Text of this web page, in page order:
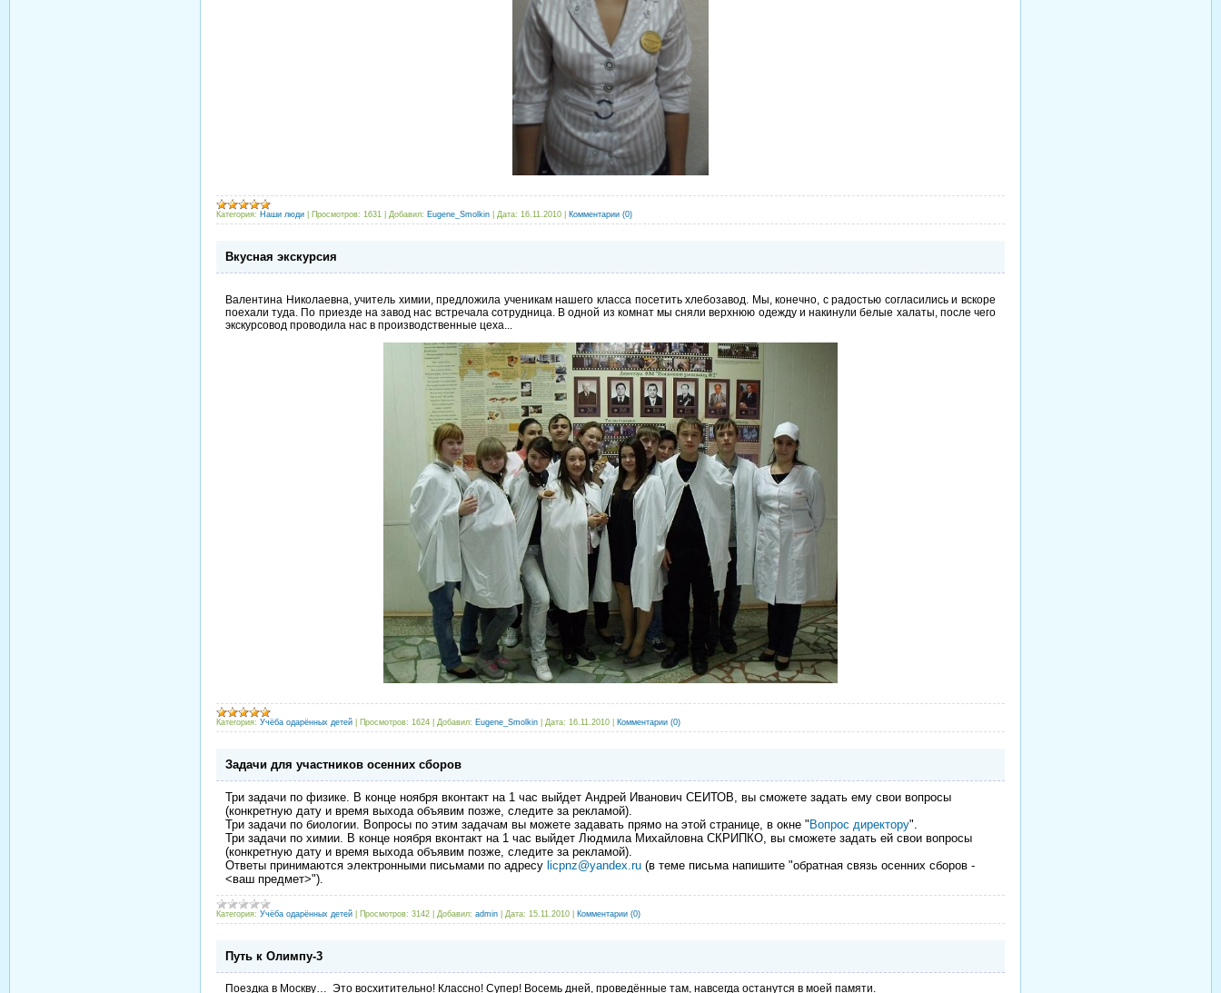
Категория: Наши люди Просмотров: 1631 Добавил: Eugene_Smolkin Дата: 16.11.2010 Комментарии (0)
Вкусная экскурсия
Валентина Николаевна, учитель химии, предложила ученикам нашего класса посетить хлебозавод. Мы, конечно, с радостью согласились и вскоре
поехали туда. По приезде на завод нас встречала сотрудница. В одной из комнат мы сняли верхнюю одежду и накинули белые халаты, после чего
экскурсовод проводила нас в производственные цеха...
Категория: Учёба одарённых детей Просмотров: 1624 Добавил: Eugene_Smolkin Дата: 16.11.2010 Комментарии (0)
Задачи для участников осенних сборов
Три задачи по физике. В конце ноября вконтакт на 1 час выйдет Андрей Иванович СЕИТОВ, вы сможете задать ему свои вопросы
(конкретную дату и время выхода объявим позже, следите за рекламой).
Три задачи по биологии. Вопросы по этим задачам вы можете задавать прямо на этой странице, в окне "Вопрос директору".
Три задачи по химии. В конце ноября вконтакт на 1 час выйдет Людмила Михайловна СКРИПКО, вы сможете задать ей свои вопросы
(конкретную дату и время выхода объявим позже, следите за рекламой).
Ответы принимаются электронными письмами по адресу licpnz@yandex.ru (в теме письма напишите "обратная связь осенних сборов -
<ваш предмет>").
Категория: Учёба одарённых детей Просмотров: 3142 Добавил: admin Дата: 15.11.2010 Комментарии (0)
Путь к Олимпу-3
Поездка в Москву… Это восхитительно! Классно! Супер! Восемь дней, проведённые там, навсегда останутся в моей памяти.